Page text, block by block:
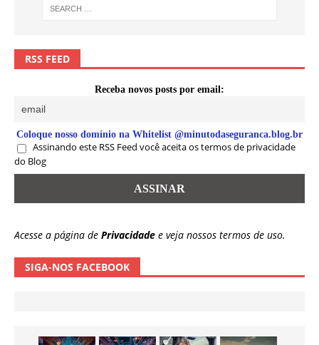
RSS FEED
Receba novos posts por email:
Coloque nosso domínio na Whitelist @minutodaseguranca.blog.br
Assinando este RSS Feed você aceita os termos de privacidade
do Blog
Acesse a página de Privacidade e veja nossos termos de uso.
SIGA-NOS FACEBOOK